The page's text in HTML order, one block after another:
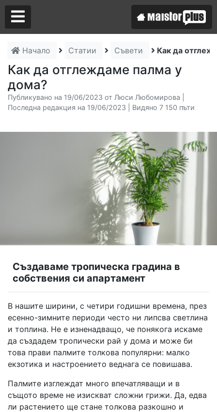
Начало Статии Съвети Как да
Как да отглеждаме палма у
дома?
Публикувано на 19/06/2023 от Люси Любомирова |
Последна редакция на 19/06/2023 | Видяно 7 150 пъти
Създаваме тропическа градина в
собствения си апартамент
В нашите ширини, с четири годишни времена, през
есенно-зимните периоди често ни липсва светлина
и топлина. Не е изненадващо, че понякога искаме
да създадем тропически рай у дома и може би
това прави палмите толкова популярни: малко
екзотика и настроението веднага се повишава.
Палмите изглеждат много впечатляващи и в
същото време не изискват сложни грижи. Да, едва
ли растението ще стане толкова разкошно и
Аз съм майстор
Търся майстор